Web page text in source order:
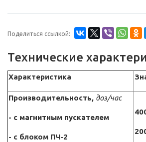
Поделиться ссылкой:
Технические
Характеристика
Производительность, доз/час
- с магнитным пускателем
- с блоком ПЧ-2